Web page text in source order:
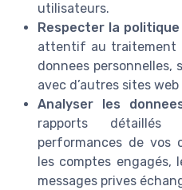
utilisateurs.
Respecter la
attentif au traitement
donnees personnelles,
avec d’autres sites
Analyser les
rapports détaillés
performances de vos
les comptes engagés,
messages prives